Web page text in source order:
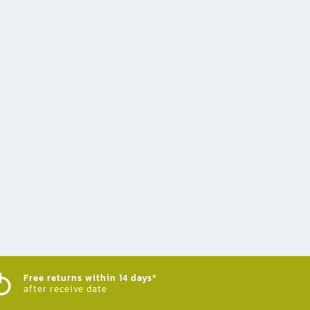
Free returns within 14 days*
after receive date